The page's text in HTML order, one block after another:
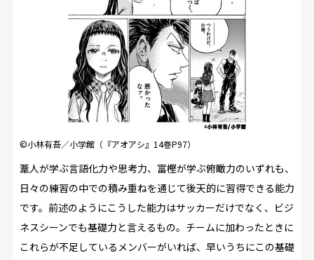
©小林有吾／小学館（『アオアシ』14巻P97）
葦人が学ぶ言語化力や思考力、富樫が学ぶ俯瞰力のいずれも、
日々の練習の中での積み重ねを通じて後天的に習得できる能力
です。前述のようにこうした能力はサッカーだけでなく、ビジ
ネスシーンでも基礎力と言えるもの。チームに加わったときに
これらが不足しているメンバーがいれば、早いうちにこの基礎